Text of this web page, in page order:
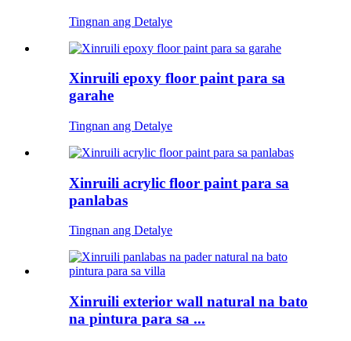
Tingnan ang Detalye
Xinruili epoxy floor paint para sa
garahe
Tingnan ang Detalye
Xinruili acrylic floor paint para sa
panlabas
Tingnan ang Detalye
Xinruili exterior wall natural na bato
na pintura para sa ...